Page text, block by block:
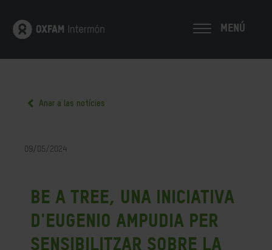
MENÚ
Anar a las notícies
09/05/2024
Be a Tree, una iniciativa
d'Eugenio Ampudia per
sensibilitzar sobre la